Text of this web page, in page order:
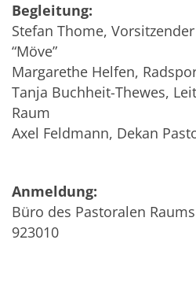
Begleitung:
Stefan Thome,
“Möve”
Margarethe Helfen,
Tanja Buchheit-Thewes,
Raum
Axel Feldmann, Dekan
Anmeldung:
Büro des Pastoralen
923010